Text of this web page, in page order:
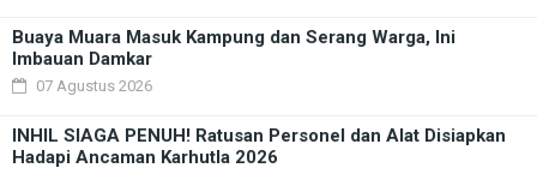
Buaya Muara Masuk Kampung dan Serang Warga, Ini
Imbauan Damkar
07 Agustus 2026
INHIL SIAGA PENUH! Ratusan Personel dan Alat Disiapkan
Hadapi Ancaman Karhutla 2026